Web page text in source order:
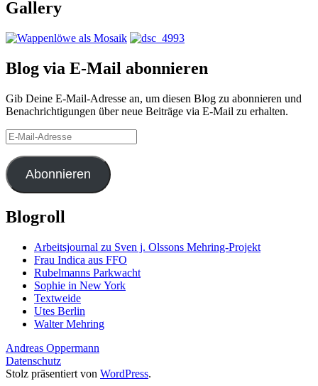
Gallery
Blog via E-Mail abonnieren
Gib Deine E-Mail-Adresse an, um diesen Blog zu abonnieren und
Benachrichtigungen über neue Beiträge via E-Mail zu erhalten.
E-
Mail-
Adresse
Abonnieren
Blogroll
Arbeitsjournal zu Sven j. Olssons Mehring-Projekt
Frau Indica aus FFO
Rubelmanns Parkwacht
Sophie in New York
Textweide
Utes Berlin
Walter Mehring
Andreas Oppermann
Datenschutz
Stolz präsentiert von WordPress.